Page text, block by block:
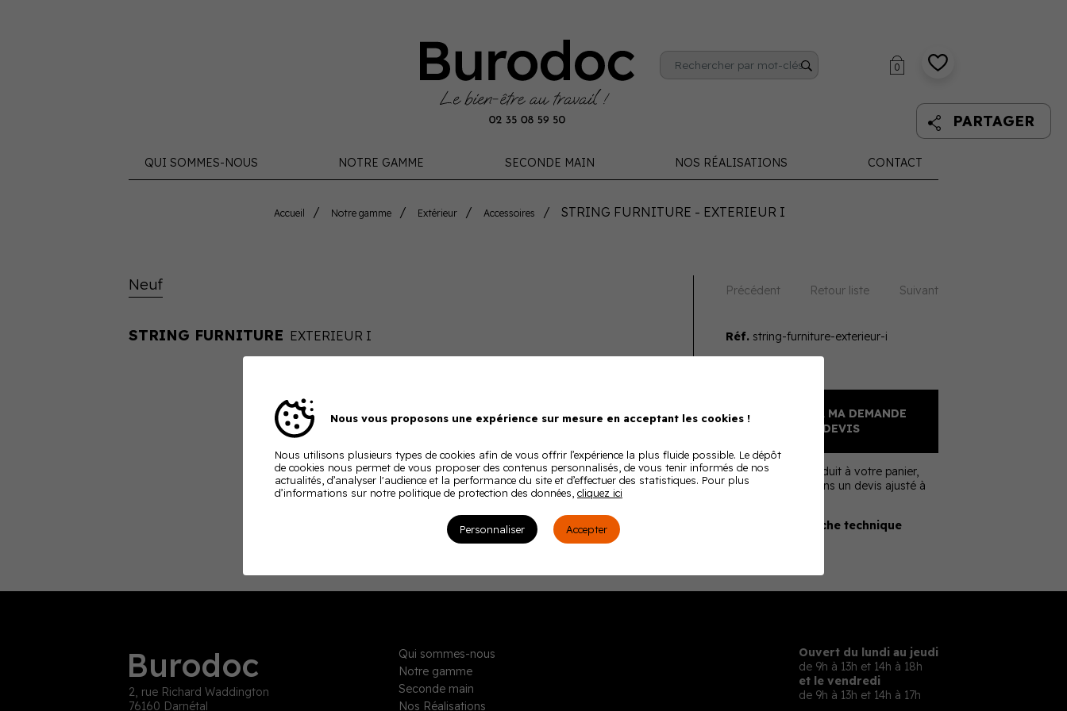
0
QUI SOMMES-NOUS NOTRE GAMME SECONDE MAIN NOS RÉALISATIONS CONTACT
PARTAGER
Accueil Notre gamme Extérieur Accessoires STRING FURNITURE - EXTERIEUR I
Neuf
STRING FURNITURE EXTERIEUR I
Précédent Retour liste Suivant
Réf.string-furniture-exterieur-i
AJOUTER À MA DEMANDE
DE DEVIS
En ajoutant ce produit à votre panier,
nous vous enverrons un devis ajusté à
Télécharger la fiche technique
Burodoc
2, rue Richard Waddington
76160 Darnétal
Qui sommes-nous
Notre gamme
Seconde main
Nos Réalisations
Ouvert du lundi au jeudi
de 9h à 13h et 14h à 18h
et le vendredi
de 9h à 13h et 14h à 17h
Nous vous proposons une expérience sur mesure en acceptant les cookies !
Nous utilisons plusieurs types de cookies afin de vous offrir l’expérience la plus fluide possible. Le dépôt
de cookies nous permet de vous proposer des contenus personnalisés, de vous tenir informés de nos
actualités, d’analyser l'audience et la performance du site et d’effectuer des statistiques. Pour plus
d’informations sur notre politique de protection des données, cliquez ici
Personnaliser Accepter